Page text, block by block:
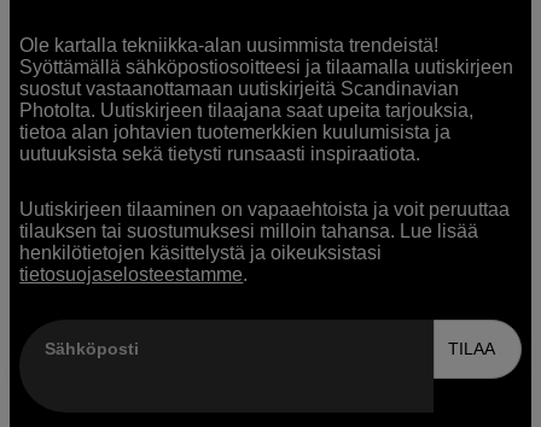
Ole kartalla tekniikka-alan uusimmista trendeistä!
Syöttämällä sähköpostiosoitteesi ja tilaamalla uutiskirjeen
suostut vastaanottamaan uutiskirjeitä Scandinavian
Photolta. Uutiskirjeen tilaajana saat upeita tarjouksia,
tietoa alan johtavien tuotemerkkien kuulumisista ja
uutuuksista sekä tietysti runsaasti inspiraatiota.
Uutiskirjeen tilaaminen on vapaaehtoista ja voit peruuttaa
tilauksen tai suostumuksesi milloin tahansa. Lue lisää
henkilötietojen käsittelystä ja oikeuksistasi
tietosuojaselosteestamme.
Sähköposti TILAA